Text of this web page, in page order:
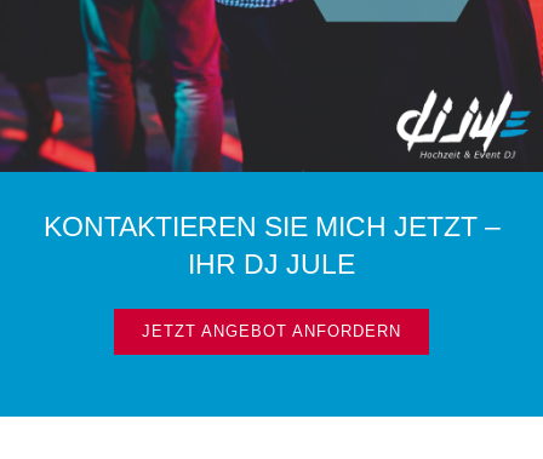
KONTAKTIEREN SIE MICH JETZT –
IHR DJ JULE
JETZT ANGEBOT ANFORDERN